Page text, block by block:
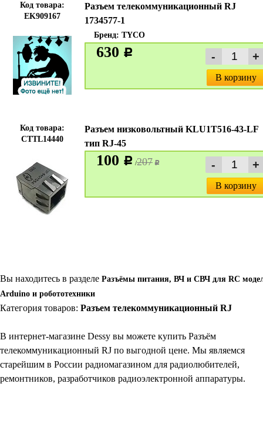
Код товара:
EK909167
Разъем телекоммуникационный RJ
1734577-1
Бренд: TYCO
630 c
В корзину
Код товара:
CTTL14440
Разъем низковольтный KLU1T516-43-LF
тип RJ-45
100 c /207 c
В корзину
Вы находитесь в разделе Разъёмы питания, ВЧ и СВЧ для RC
Arduino и робототехники
Категория товаров: Разъем телекоммуникационный RJ
В интернет-магазине Dessy вы можете купить Разъём
телекоммуникационный RJ по выгодной цене. Мы являемся
старейшим в России радиомагазином для радиолюбителей,
ремонтников, разработчиков радиоэлектронной аппаратуры.